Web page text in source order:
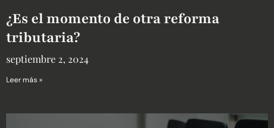
¿Es el momento de otra reforma
tributaria?
septiembre 2, 2024
Leer más »